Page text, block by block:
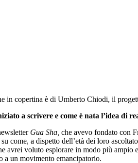
in copertina è di Umberto Chiodi, il
a scrivere e come è nata l’idea di
Gua Sha, che avevo fondato con
come, a dispetto dell’età dei loro
avrei voluto esplorare in modo più
a un movimento emancipatorio.